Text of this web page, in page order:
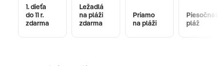
1. dieťa
do 11 r.
zdarma
Ležadlá
na pláži
zdarma
Priamo
na pláži
pláž